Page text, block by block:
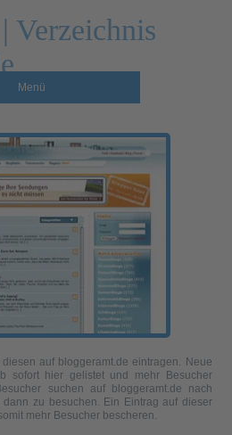
Verzeichnis
Menü
auf bloggeramt.de eintragen. Neue
sofort hier gelistet und mehr Besucher
suchen auf bloggeramt.de nach
zu besuchen. Ein Eintrag auf dieser
mehr Besucher bescheren.